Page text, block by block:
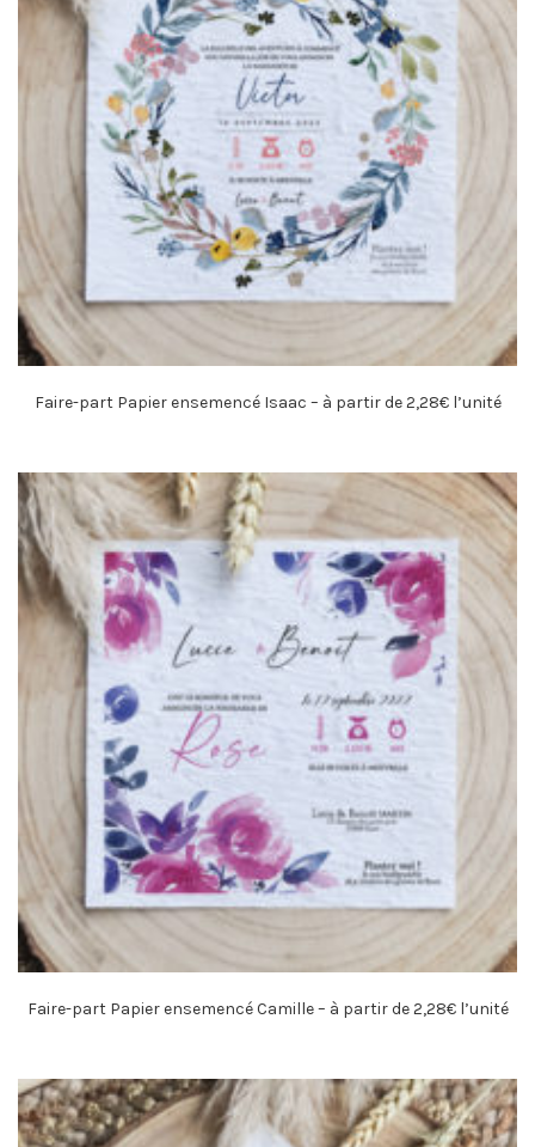
Faire-part Papier ensemencé Isaac – à partir de 2,28€ l’unité
Faire-part Papier ensemencé Camille – à partir de 2,28€ l’unité